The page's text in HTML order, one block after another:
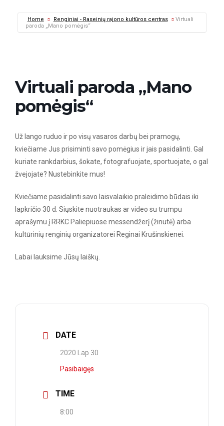
Home Renginiai - Raseinių rajono kultūros centras
Virtuali
paroda „Mano pomėgis“
Virtuali paroda „Mano
pomėgis“
Už lango ruduo ir po visų vasaros darbų bei pramogų,
kviečiame Jus prisiminti savo pomėgius ir jais pasidalinti. Gal
kuriate rankdarbius, šokate, fotografuojate, sportuojate, o gal
žvejojate? Nustebinkite mus!
Kviečiame pasidalinti savo laisvalaikio praleidimo būdais iki
lapkričio 30 d. Siųskite nuotraukas ar video su trumpu
aprašymu į RRKC Paliepiuose messendžerį (žinutė) arba
kultūrinių renginių organizatorei Reginai Krušinskienei.
Labai lauksime Jūsų laiškų.
DATE
2020 Lap 30
Pasibaigęs
TIME
8:00